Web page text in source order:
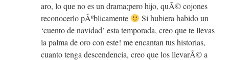
aro, lo que no es un drama;pero hijo, quÃ© cojones
reconocerlo pÃºblicamente
Si hubiera habido un
‘cuento de navidad’ esta temporada, creo que te llevas
la palma de oro con este! me encantan tus historias,
cuanto tenga descendencia, creo que los llevarÃ© a